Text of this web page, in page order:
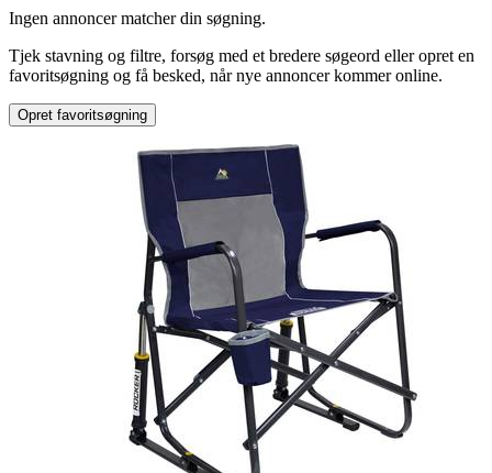
Carado
Ingen annoncer matcher din søgning.
Tjek stavning og filtre, forsøg med et bredere søgeord eller opret en
favoritsøgning og få besked, når nye annoncer kommer online.
Opret favoritsøgning